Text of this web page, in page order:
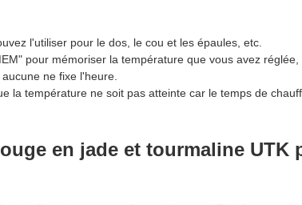
l'utiliser pour le dos, le cou et les épaules, etc.
pour mémoriser la température que vous avez
ne fixe l'heure.
la température ne soit pas atteinte car le temps de
en jade et tourmaline UTK